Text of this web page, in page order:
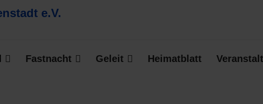
Fastnacht Geleit Heimatblatt